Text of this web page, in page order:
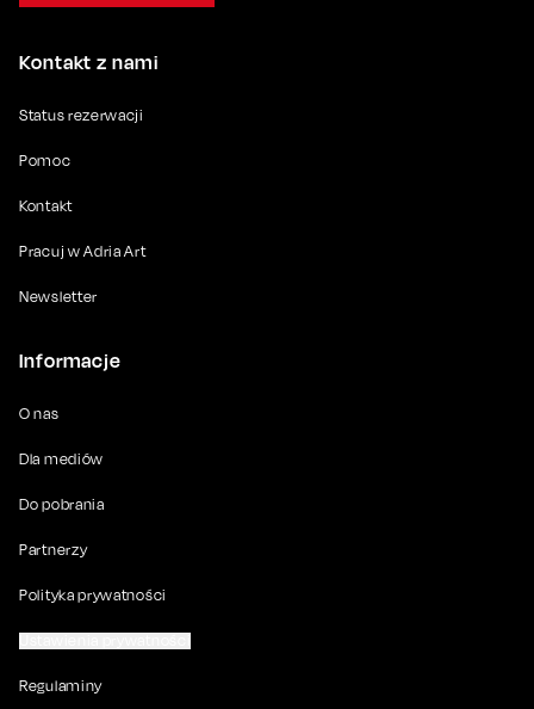
Kontakt z nami
Status rezerwacji
Pomoc
Kontakt
Pracuj w Adria Art
Newsletter
Informacje
O nas
Dla mediów
Do pobrania
Partnerzy
Polityka prywatności
Regulaminy